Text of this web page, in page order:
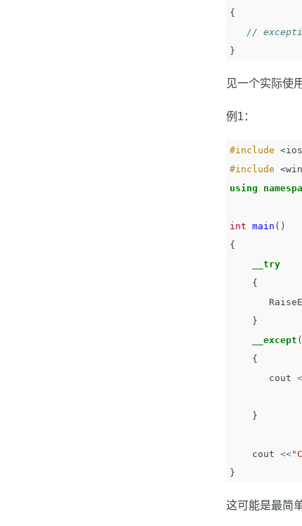
{
//
}
见一个实际使
例1：
#include
#include
using
int main ()
{
__try
{
}
__except (
{
cout
}
cout <<
}
这可能是最简